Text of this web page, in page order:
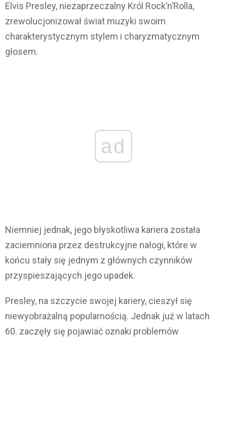
Elvis Presley, niezaprzeczalny Król Rock’n’Rolla,
zrewolucjonizował świat muzyki swoim
charakterystycznym stylem i charyzmatycznym
głosem.
ad
Niemniej jednak, jego błyskotliwa kariera została
zaciemniona przez destrukcyjne nałogi, które w
końcu stały się jednym z głównych czynników
przyspieszających jego upadek.
Presley, na szczycie swojej kariery, cieszył się
niewyobrażalną popularnością. Jednak już w latach
60. zaczęły się pojawiać oznaki problemów